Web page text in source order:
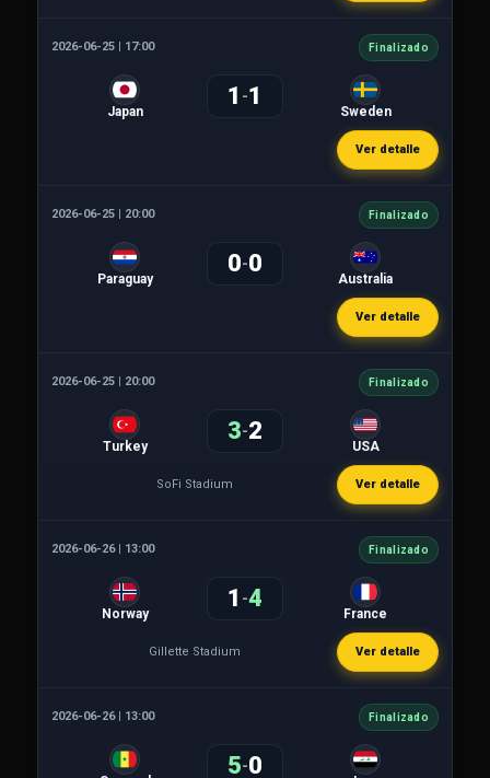
2026-06-25 | 17:00 Finalizado
Japan
1 -1
Sweden
Ver detalle
2026-06-25 | 20:00 Finalizado
Paraguay
0-0
Australia
Ver detalle
2026-06-25 | 20:00 Finalizado
Turkey
3-2
USA
SoFi Stadium Ver detalle
2026-06-26 | 13:00 Finalizado
Norway
1 -4
France
Gillette Stadium Ver detalle
2026-06-26 | 13:00 Finalizado
5-0